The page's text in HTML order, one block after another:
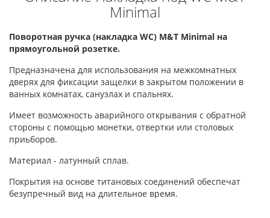
Minimal
Поворотная ручка (накладка WC) M&T Minimal на
прямоугольной розетке.
Предназначена для использования на межкомнатных
дверях для фиксации защелки в закрытом положении в
ванных комнатах, санузлах и спальнях.
Имеет возможность аварийного открывания с обратной
стороны с помощью монетки, отвертки или столовых
приьборов.
Материал - латунный сплав.
Покрытия на основе титановых соединений обеспечат
безупречный вид на длительное время.